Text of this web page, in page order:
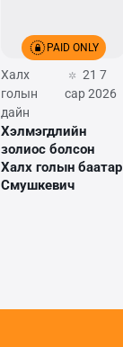
PAID ONLY
Халх
голын
дайн
21 7
сар 2026
Хэлмэгдлийн
золиос болсон
Халх голын баатар
Смушкевич